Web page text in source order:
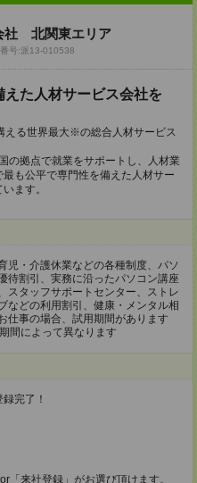
社 北関東エリア
号:派13-010538
た人材サービス会社を
える世界最大※の総合人材サービス
の拠点で就業をサポートし、人材業
も公平で専門性を備えた人材サー
ます。
児・介護休業などの各種制度、パソ
待割引、実務に沿ったパソコン講座
スタッフサポートセンター、ストレ
などの利用割引、健康・メンタル相
仕事の場合、試用期間があります
間によって異なります
完了！
「来社登録」がお選び頂けます。